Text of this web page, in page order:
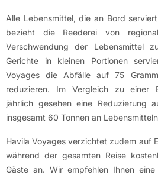
Alle Lebensmittel, die an Bord
bezieht die Reederei von
Verschwendung der Lebensmittel
Gerichte in kleinen Portionen
Voyages die Abfälle auf 75
reduzieren. Im Vergleich zu einer
jährlich gesehen eine Reduzierung
insgesamt 60 Tonnen an
Havila Voyages verzichtet zudem auf
während der gesamten Reise
Gäste an. Wir empfehlen Ihnen